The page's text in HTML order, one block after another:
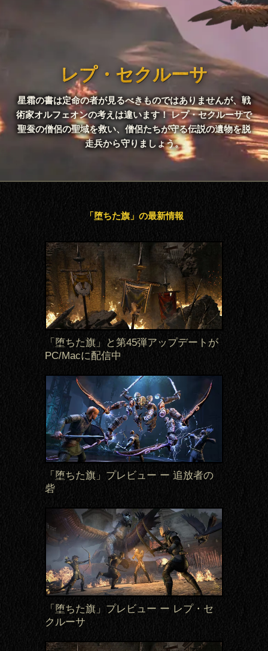
レプ・セクルーサ
星霜の書は定命の者が見るべきものではありませんが、戦
術家オルフェオンの考えは違います！ レプ・セクルーサで
聖蚕の僧侶の聖域を救い、僧侶たちが守る伝説の遺物を脱
走兵から守りましょう。
「堕ちた旗」の最新情報
「堕ちた旗」と第45弾アップデートが
PC/Macに配信中
「堕ちた旗」プレビュー ー 追放者の
砦
「堕ちた旗」プレビュー ー レプ・セ
クルーサ